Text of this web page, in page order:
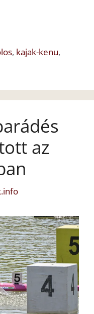
, kajak-kenu,
az